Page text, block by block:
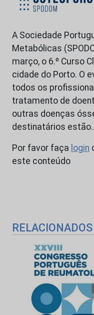
A Sociedade
Metabólicas
março, o 6.º Curso
cidade do Porto. O
todos os
tratamento de
outras doenças
destinatários
Por favor faça login
este conteúdo
RELACIONADOS